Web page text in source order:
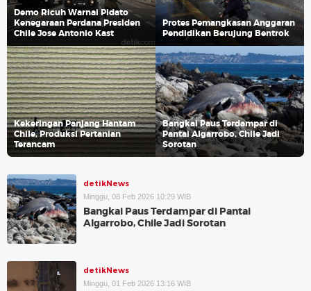
Demo Ricuh Warnai Pidato
Kenegaraan Perdana Presiden
Chile Jose Antonio Kast
Protes Pemangkasan Anggaran
Pendidikan Berujung Bentrok
Kekeringan Panjang Hantam
Chile, Produksi Pertanian
Terancam
Bangkai Paus Terdampar di
Pantai Algarrobo, Chile Jadi
Sorotan
detikNews
Minggu, 08 Feb 2026 10:29 WIB
Bangkai Paus Terdampar di Pantai
Algarrobo, Chile Jadi Sorotan
detikNews
Minggu, 01 Feb 2026 13:16 WIB